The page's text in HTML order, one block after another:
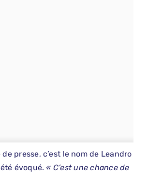
presse, c’est le nom de Leandro
évoqué. « C’est une chance de